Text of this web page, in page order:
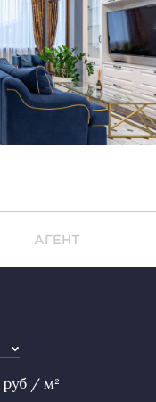
АГЕНТ
руб / м²